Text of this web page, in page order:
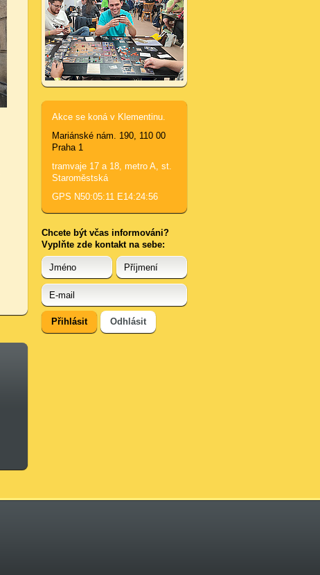
Akce se koná v Klementinu.
Mariánské nám. 190, 110 00
Praha 1
tramvaje 17 a 18, metro A, st.
Staroměstská
GPS N50:05:11 E14:24:56
Chcete být včas informováni?
Vyplňte zde kontakt na sebe: